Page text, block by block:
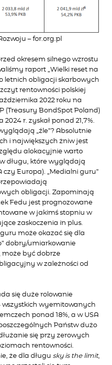
– for.org.pl
okresem silnego wzrostu
raport „Wielki reset na
letnich obligacji skarbowych
rentowności polskiej
2022 roku na
(Treasury BondSpot Poland)
r. zyskał ponad 21,7%.
„źle”? Absolutnie
i największych żniw jest
alokacyjnie warto
długu, które wyglądają
Europa). „Medialni guru”
obligacji. Zapominają
Fedu jest prognozowane
w jakimś stopniu w
zaskoczenia in plus.
może okazać się dla
dobry/umiarkowanie
być dobrze
w zależności od
się duże rolowanie
wszystkich wyemitowanych
ponad 18%, a w USA
Państw dużo
się przy zerowych
rentowności.
że dla długusky is the limit,